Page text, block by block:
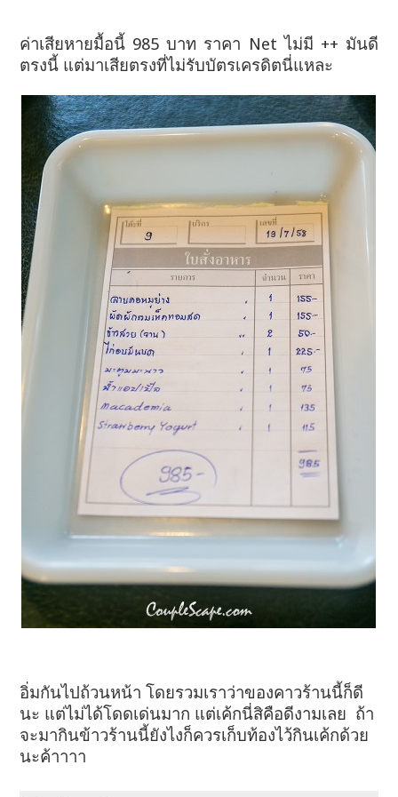
ค่าเสียหายมื้อนี้ 985 บาท ราคา Net ไม่มี ++ มันดี
ตรงนี้ แต่มาเสียตรงที่ไม่รับบัตรเครดิตนี่แหละ
อิ่มกันไปถ้วนหน้า โดยรวมเราว่าของคาวร้านนี้ก็ดี
นะ แต่ไม่ได้โดดเด่นมาก แต่เค้กนี่สิคือดีงามเลย ถ้า
จะมากินข้าวร้านนี้ยังไงก็ควรเก็บท้องไว้กินเค้กด้วย
นะค้าาาา